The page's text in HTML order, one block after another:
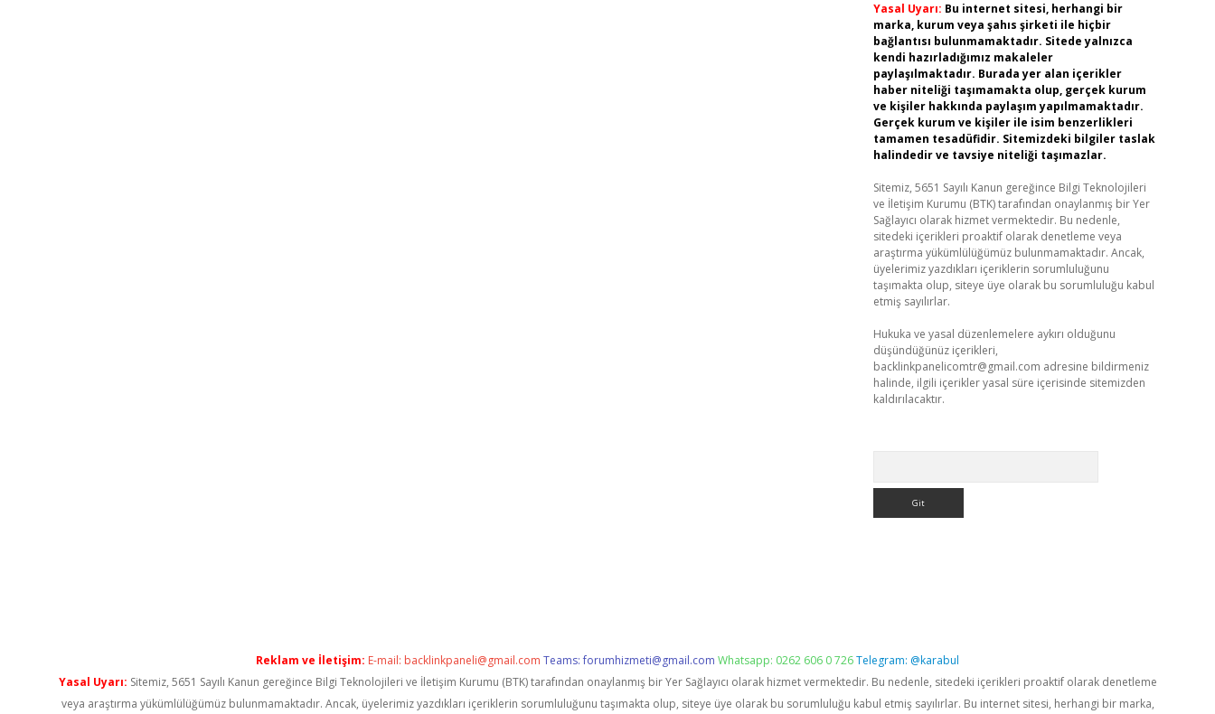
Yasal Uyarı: Bu internet sitesi, herhangi bir
marka, kurum veya şahıs şirketi ile hiçbir
bağlantısı bulunmamaktadır. Sitede yalnızca
kendi hazırladığımız makaleler
paylaşılmaktadır. Burada yer alan içerikler
haber niteliği taşımamakta olup, gerçek kurum
ve kişiler hakkında paylaşım yapılmamaktadır.
Gerçek kurum ve kişiler ile isim benzerlikleri
tamamen tesadüfidir. Sitemizdeki bilgiler taslak
halindedir ve tavsiye niteliği taşımazlar.
Sitemiz, 5651 Sayılı Kanun gereğince Bilgi Teknolojileri
ve İletişim Kurumu (BTK) tarafından onaylanmış bir Yer
Sağlayıcı olarak hizmet vermektedir. Bu nedenle,
sitedeki içerikleri proaktif olarak denetleme veya
araştırma yükümlülüğümüz bulunmamaktadır. Ancak,
üyelerimiz yazdıkları içeriklerin sorumluluğunu
taşımakta olup, siteye üye olarak bu sorumluluğu kabul
etmiş sayılırlar.
Hukuka ve yasal düzenlemelere aykırı olduğunu
düşündüğünüz içerikleri,
backlinkpanelicomtr@gmail.com adresine bildirmeniz
halinde, ilgili içerikler yasal süre içerisinde sitemizden
kaldırılacaktır.
Reklam ve İletişim: E-mail: backlinkpaneli@gmail.com Teams:forumhizmeti@gmail.com Whatsapp: 0262 606 0 726Telegram: @karabul
Yasal Uyarı: Sitemiz, 5651 Sayılı Kanun gereğince Bilgi Teknolojileri ve İletişim Kurumu (BTK) tarafından onaylanmış bir Yer Sağlayıcı olarak hizmet vermektedir. Bu nedenle, sitedeki içerikleri proaktif olarak denetleme
veya araştırma yükümlülüğümüz bulunmamaktadır. Ancak, üyelerimiz yazdıkları içeriklerin sorumluluğunu taşımakta olup, siteye üye olarak bu sorumluluğu kabul etmiş sayılırlar. Bu internet sitesi, herhangi bir marka,